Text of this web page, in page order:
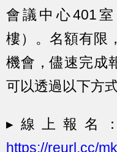
會議中心401
樓）。名額有限
機會，儘速完成
可以透過以下方
▸線上報名
https://reurl.cc/